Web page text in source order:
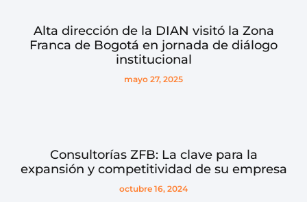
Alta dirección de la DIAN visitó la Zona
Franca de Bogotá en jornada de diálogo
institucional
mayo 27, 2025
Consultorías ZFB: La clave para la
expansión y competitividad de su empresa
octubre 16, 2024